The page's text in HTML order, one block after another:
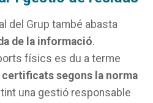
del Grup també abasta
de la informació.
físics es du a terme
segons la norma
una gestió responsable